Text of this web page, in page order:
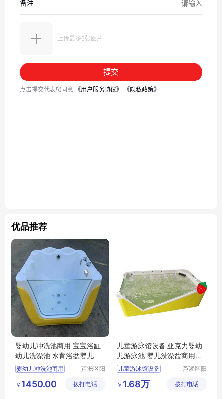
优品推荐
婴幼儿冲洗池商用 宝宝浴缸
幼儿洗澡池 水育浴盆婴儿
婴幼儿冲洗池商用
水育浴盆婴儿
芦淞区阳
童游泳馆
￥ 1450.00 拨打电话
儿童游泳馆设备 亚克力婴幼
儿游泳池 婴儿洗澡盆商用可
定制
儿童游泳馆设备
婴儿洗澡盆商用可定制
芦淞区阳
童游泳馆
￥ 1.68万 拨打电话